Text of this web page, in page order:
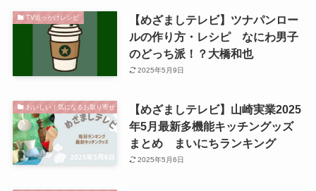
TV追っかけレシピ
【めざましテレビ】ツナパンロー
ルの作り方・レシピ なにわ男子
のどっち派！？大橋和也
2025年5月9日
おいしい！気になるお取り寄せ
【めざましテレビ】山崎実業2025
年5月最新多機能キッチングッズ
まとめ まいにちランキング
2025年5月6日